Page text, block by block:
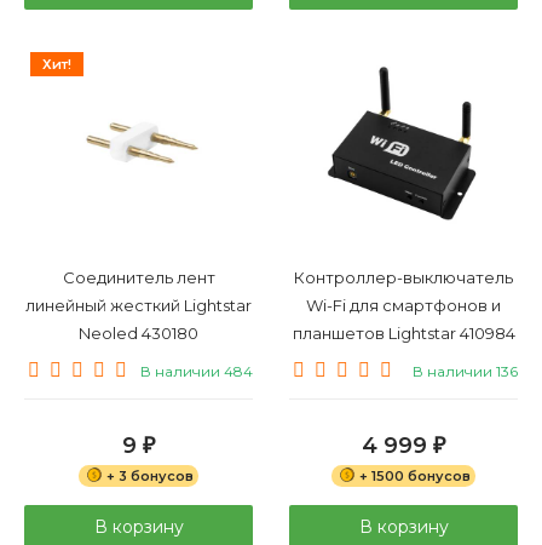
Хит!
Соединитель лент
линейный жесткий Lightstar
Neoled 430180
В наличии 484
9 ₽
+ 3 бонусов
В корзину
Контроллер-выключатель
Wi-Fi для смартфонов и
планшетов Lightstar 410984
В наличии 136
4 999 ₽
+ 1500 бонусов
В корзину